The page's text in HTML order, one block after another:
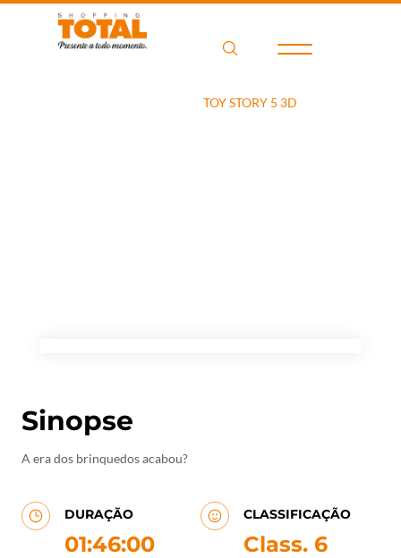
TOY STORY 5 3D
Sinopse
A era dos brinquedos acabou?
DURAÇÃO
01:46:00
CLASSIFICAÇÃO
Class. 6